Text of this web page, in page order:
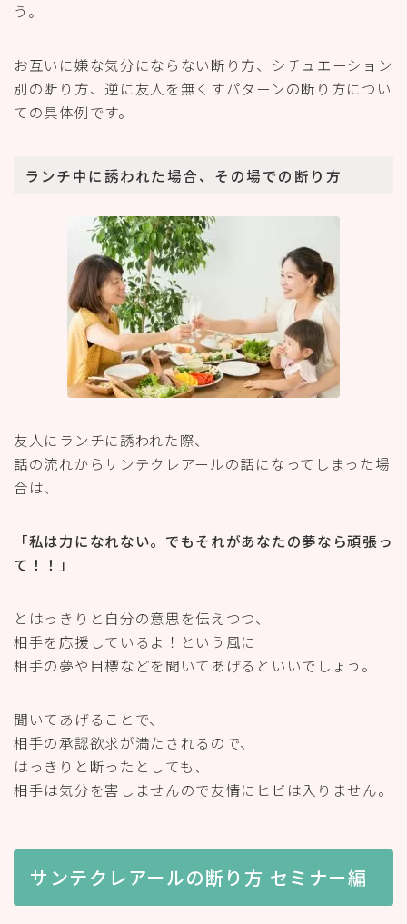
う。
お互いに嫌な気分にならない断り方、シチュエーション
別の断り方、逆に友人を無くすパターンの断り方につい
ての具体例です。
ランチ中に誘われた場合、その場での断り方
友人にランチに誘われた際、
話の流れからサンテクレアールの話になってしまった場
合は、
「私は力になれない。でもそれがあなたの夢なら頑張っ
て！！」
とはっきりと自分の意思を伝えつつ、
相手を応援しているよ！という風に
相手の夢や目標などを聞いてあげるといいでしょう。
聞いてあげることで、
相手の承認欲求が満たされるので、
はっきりと断ったとしても、
相手は気分を害しませんので友情にヒビは入りません。
サンテクレアールの断り方 セミナー編